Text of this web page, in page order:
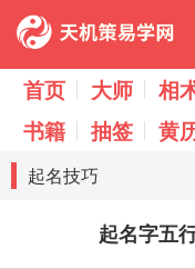
首页 大师 相
书籍
抽签 黄
起名技巧
起名字五